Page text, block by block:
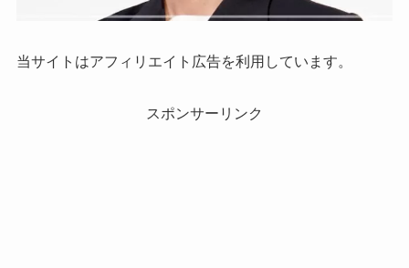
当サイトはアフィリエイト広告を利用しています。
スポンサーリンク